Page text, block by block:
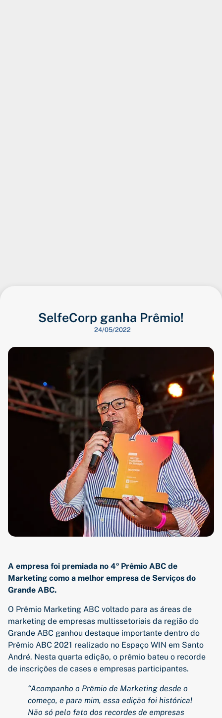
SelfeCorp ganha Prêmio!
24/05/2022
A empresa foi premiada no 4º Prêmio ABC de
Marketing como a melhor empresa de Serviços do
Grande ABC.
O Prêmio Marketing ABC voltado para as áreas de
marketing de empresas multissetoriais da região do
Grande ABC ganhou destaque importante dentro do
Prêmio ABC 2021 realizado no Espaço WIN em Santo
André. Nesta quarta edição, o prêmio bateu o recorde
de inscrições de cases e empresas participantes.
“Acompanho o Prêmio de Marketing desde o
começo, e para mim, essa edição foi histórica!
Não só pelo fato dos recordes de empresas